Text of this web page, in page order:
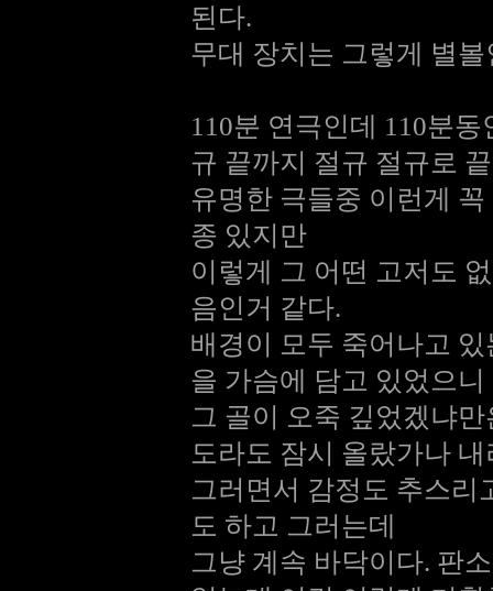
된다.
무대 장치는 그렇게 별
110분 연극인데 110분
규 끝까지 절규 절규로
유명한 극들중 이런게
종 있지만
이렇게 그 어떤 고저도
음인거 같다.
배경이 모두 죽어나고
을 가슴에 담고 있었으니
그 골이 오죽 깊었겠냐
도라도 잠시 올랐가나
그러면서 감정도 추스리
도 하고 그러는데
그냥 계속 바닥이다. 판